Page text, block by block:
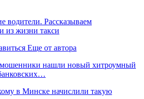
водители. Рассказываем
из жизни такси
Еще от автора
нашли новый хитроумный
в Минске начислили такую